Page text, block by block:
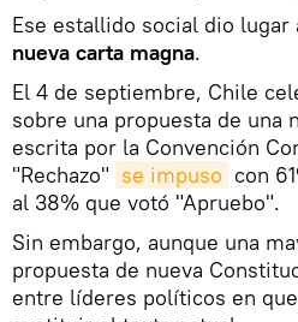
Ese estallido social dio lugar
nueva carta magna.
El 4 de septiembre, Chile
sobre una propuesta de una
escrita por la Convención
"Rechazo" se impuso con
al 38% que votó "Apruebo".
Sin embargo, aunque una
propuesta de nueva
entre líderes políticos en